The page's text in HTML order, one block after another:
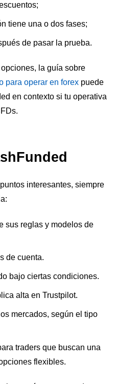
tiene una o dos fases;
de pasar la prueba.
la guía sobre
para operar en forex puede
en contexto si tu operativa
interesantes, siempre
sus reglas y modelos de
de cuenta.
bajo ciertas condiciones.
alta en Trustpilot.
mercados, según el tipo
traders que buscan una
flexibles.